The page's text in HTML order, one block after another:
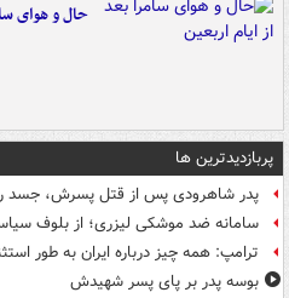
حال و هوای
پربازدیدترین ها
پدر شاهرودی پس از قتل پسرش، جسد
سامانه ضد موشکی لیزری؛ از بلوف
ترامپ: همه چیز درباره ایران به طور
بوسه‌ پدر بر پای پسر شهیدش